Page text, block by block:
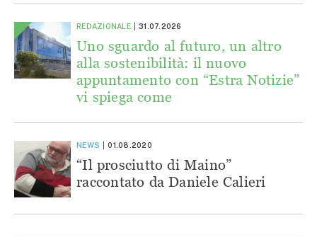
REDAZIONALE 31.07.2026
Uno sguardo al futuro, un altro
alla sostenibilità: il nuovo
appuntamento con “Estra Notizie”
vi spiega come
NEWS 01.08.2020
“Il prosciutto di Maino”
raccontato da Daniele Calieri